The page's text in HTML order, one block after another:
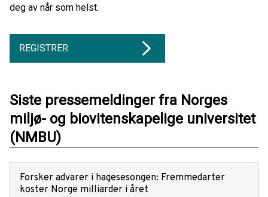
deg av når som helst.
REGISTRER
Siste pressemeldinger fra Norges
miljø- og biovitenskapelige universitet
(NMBU)
Forsker advarer i hagesesongen: Fremmedarter
koster Norge milliarder i året